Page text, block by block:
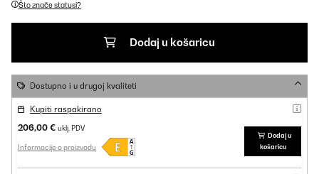
Što znače statusi?
Dodaj u košaricu
Dostupno i u drugoj kvaliteti
Kupiti raspakirano
206,00 € uklj. PDV
Informacije o proizvodu
Dodaj u
košaricu